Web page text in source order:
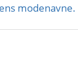
modenavne.